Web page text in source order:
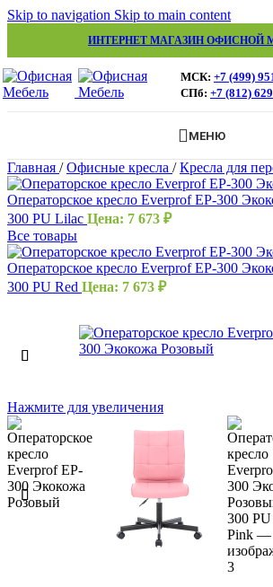
Skip to navigation Skip to main content
ИНТЕРНЕТ МАГАЗИН ОФИСНОЙ
МСК: +7 (499)
СПб: +7 (812)
МЕНЮ
Главная / Офисные кресла / Кресла для
Операторское кресло Everprof EP-300
300 PU Lilac Цена: 7 673 ₽
Все товары
Операторское кресло Everprof EP-300
300 PU Red Цена: 7 673 ₽
Нажмите для увеличения